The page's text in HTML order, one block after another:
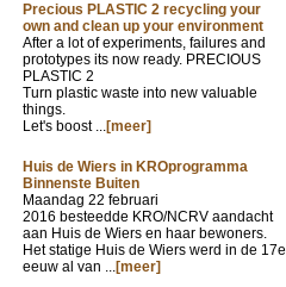
Precious PLASTIC 2 recycling your
own and clean up your environment
After a lot of experiments, failures and
prototypes its now ready. PRECIOUS
PLASTIC 2
Turn plastic waste into new valuable
things.
Let's boost ...[meer]
Huis de Wiers in KROprogramma
Binnenste Buiten
Maandag 22 februari
2016 besteedde KRO/NCRV aandacht
aan Huis de Wiers en haar bewoners.
Het statige Huis de Wiers werd in de 17e
eeuw al van ...[meer]